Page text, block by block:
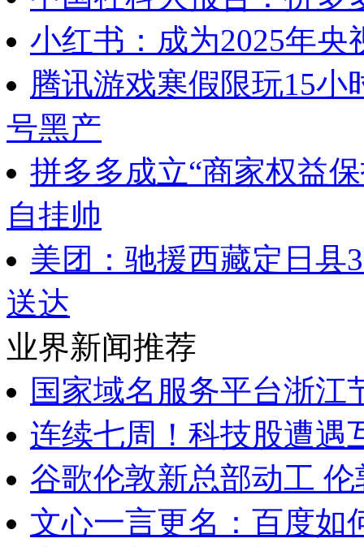
小红书：成为2025年央
腾讯游戏寒假限玩15小
号黑产
拼多多成立“商家权益
自挂帅
美团：驰援西藏定日县
送达
业界新闻推荐
国家域名服务平台浙江
连续七周！科技股遭遇
谷歌伦敦新总部动工
文心一言更名：百度如